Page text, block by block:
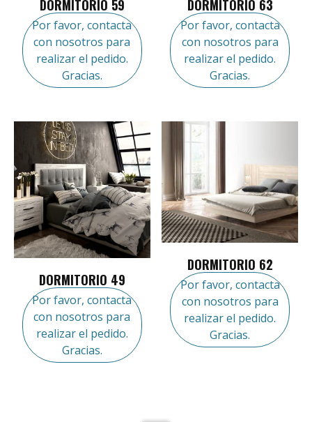
DORMITORIO 59
Por favor, contacta
con nosotros para
realizar el pedido.
Gracias.
DORMITORIO 63
Por favor, contacta
con nosotros para
realizar el pedido.
Gracias.
DORMITORIO 49
Por favor, contacta
con nosotros para
realizar el pedido.
Gracias.
DORMITORIO 62
Por favor, contacta
con nosotros para
realizar el pedido.
Gracias.